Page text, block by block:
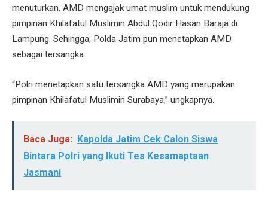
menuturkan, AMD mengajak umat muslim untuk mendukung
pimpinan Khilafatul Muslimin Abdul Qodir Hasan Baraja di
Lampung. Sehingga, Polda Jatim pun menetapkan AMD
sebagai tersangka.
“Polri menetapkan satu tersangka AMD yang merupakan
pimpinan Khilafatul Muslimin Surabaya,” ungkapnya.
Baca Juga: Kapolda Jatim Cek Calon Siswa
Bintara Polri yang Ikuti Tes Kesamaptaan
Jasmani